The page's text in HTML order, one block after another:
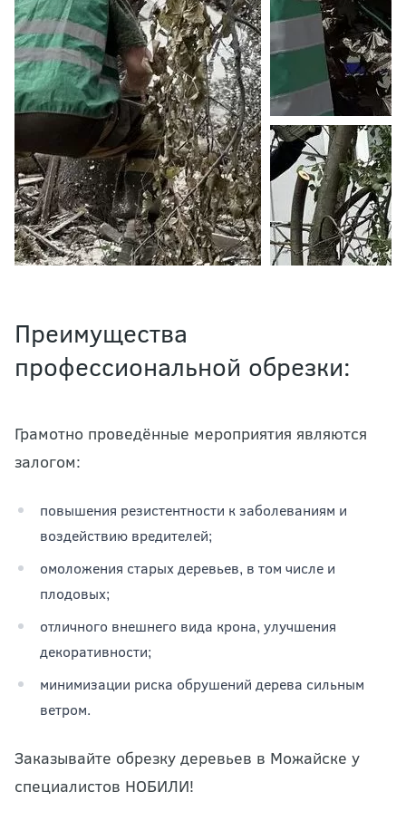
Преимущества
профессиональной обрезки:
Грамотно проведённые мероприятия являются
залогом:
повышения резистентности к заболеваниям и
воздействию вредителей;
омоложения старых деревьев, в том числе и
плодовых;
отличного внешнего вида крона, улучшения
декоративности;
минимизации риска обрушений дерева сильным
ветром.
Заказывайте обрезку деревьев в Можайске у
специалистов НОБИЛИ!